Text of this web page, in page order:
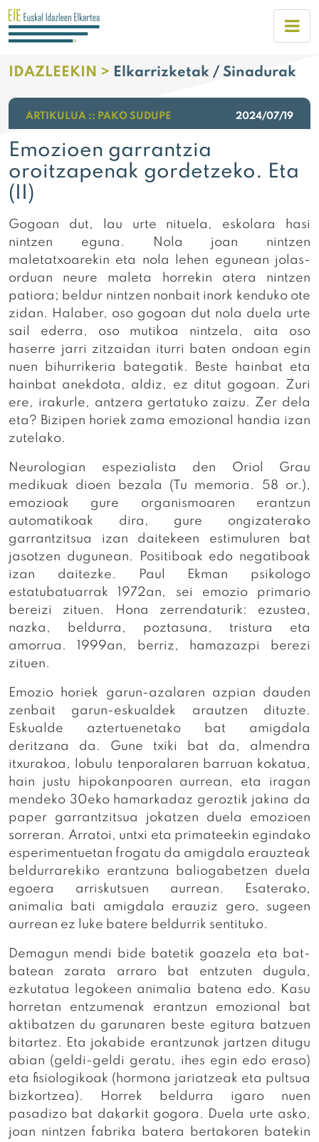
IDAZLEEKIN > Elkarrizketak / Sinadurak
ARTIKULUA :: PAKO SUDUPE 2024/07/19
Emozioen garrantzia
oroitzapenak gordetzeko. Eta
(II)
Gogoan dut, lau urte nituela, eskolara hasi
nintzen eguna. Nola joan nintzen
maletatxoarekin eta nola lehen egunean jolas-
orduan neure maleta horrekin atera nintzen
patiora; beldur nintzen nonbait inork kenduko ote
zidan. Halaber, oso gogoan dut nola duela urte
sail ederra, oso mutikoa nintzela, aita oso
haserre jarri zitzaidan iturri baten ondoan egin
nuen bihurrikeria bategatik. Beste hainbat eta
hainbat anekdota, aldiz, ez ditut gogoan. Zuri
ere, irakurle, antzera gertatuko zaizu. Zer dela
eta? Bizipen horiek zama emozional handia izan
zutelako.
Neurologian espezialista den Oriol Grau
medikuak dioen bezala (Tu memoria. 58 or.),
emozioak gure organismoaren erantzun
automatikoak dira, gure ongizaterako
garrantzitsua izan daitekeen estimuluren bat
jasotzen dugunean. Positiboak edo negatiboak
izan daitezke. Paul Ekman psikologo
estatubatuarrak 1972an, sei emozio primario
bereizi zituen. Hona zerrendaturik: ezustea,
nazka, beldurra, poztasuna, tristura eta
amorrua. 1999an, berriz, hamazazpi berezi
zituen.
Emozio horiek garun-azalaren azpian dauden
zenbait garun-eskualdek arautzen dituzte.
Eskualde aztertuenetako bat amigdala
deritzana da. Gune txiki bat da, almendra
itxurakoa, lobulu tenporalaren barruan kokatua,
hain justu hipokanpoaren aurrean, eta iragan
mendeko 30eko hamarkadaz geroztik jakina da
paper garrantzitsua jokatzen duela emozioen
sorreran. Arratoi, untxi eta primateekin egindako
esperimentuetan frogatu da amigdala erauzteak
beldurrarekiko erantzuna baliogabetzen duela
egoera arriskutsuen aurrean. Esaterako,
animalia bati amigdala erauziz gero, sugeen
aurrean ez luke batere beldurrik sentituko.
Demagun mendi bide batetik goazela eta bat-
batean zarata arraro bat entzuten dugula,
ezkutatua legokeen animalia batena edo. Kasu
horretan entzumenak erantzun emozional bat
aktibatzen du garunaren beste egitura batzuen
bitartez. Eta jokabide erantzunak jartzen ditugu
abian (geldi-geldi geratu, ihes egin edo eraso)
eta fisiologikoak (hormona jariatzeak eta pultsua
bizkortzea). Horrek beldurra igaro nuen
pasadizo bat dakarkit gogora. Duela urte asko,
joan nintzen fabrika batera bertakoren batekin